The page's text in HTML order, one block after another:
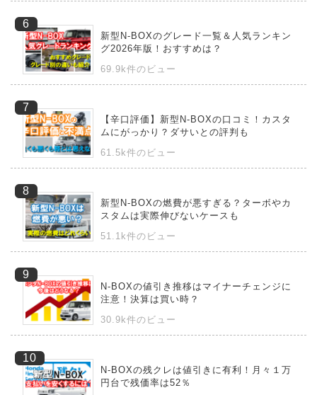
新型N-BOXのグレード一覧＆人気ランキン
グ2026年版！おすすめは？
69.9k件のビュー
【辛口評価】新型N-BOXの口コミ！カスタ
ムにがっかり？ダサいとの評判も
61.5k件のビュー
新型N-BOXの燃費が悪すぎる？ターボやカ
スタムは実際伸びないケースも
51.1k件のビュー
N-BOXの値引き推移はマイナーチェンジに
注意！決算は買い時？
30.9k件のビュー
N-BOXの残クレは値引きに有利！月々１万
円台で残価率は52％